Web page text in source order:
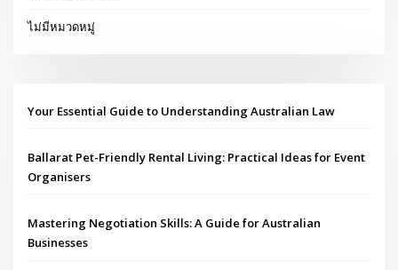
ไม่มีหมวดหมู่
Your Essential Guide to Understanding Australian Law
Ballarat Pet-Friendly Rental Living: Practical Ideas for Event
Organisers
Mastering Negotiation Skills: A Guide for Australian
Businesses